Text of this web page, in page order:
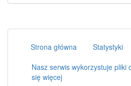
Strona główna Statystyki
Nasz serwis wykorzystuje pliki
się więcej